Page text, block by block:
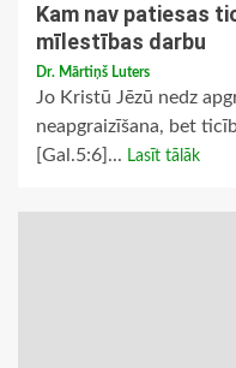
Kam nav patiesas
mīlestības darbu
Dr. Mārtiņš Luters
Jo Kristū Jēzū nedz
neapgraizīšana, bet
[Gal.5:6]... Lasīt tālāk